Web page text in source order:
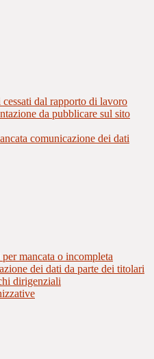
dal rapporto di lavoro
da pubblicare sul sito
comunicazione dei dati
mancata o incompleta
dei dati da parte dei titolari
dirigenziali